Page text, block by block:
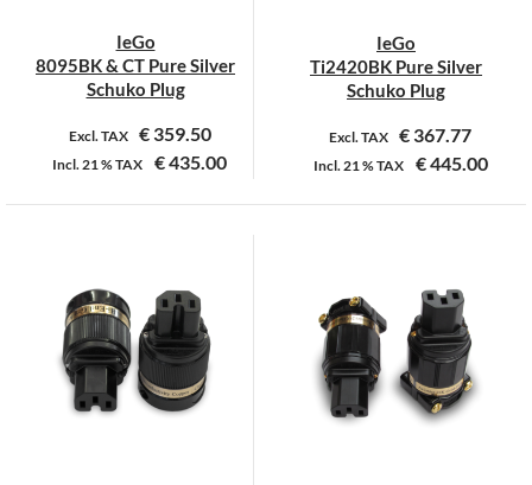
de
productpagina
IeGo
8095BK & CT Pure Silver
Schuko Plug
Excl. TAX €359.50
Incl.21 %TAX €435.00
Dit
meerdere
variaties.
Deze
optie
kan
IeGo
Ti2420BK Pure Silver
Schuko Plug
Excl. TAX € 367.77
Incl.21 %TAX €445.00